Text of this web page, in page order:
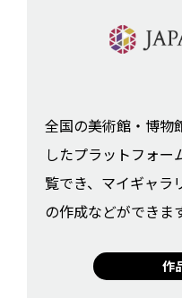
全国の美術館・博物
したプラットフォー
覧でき、マイギャラ
の作成などができま
作